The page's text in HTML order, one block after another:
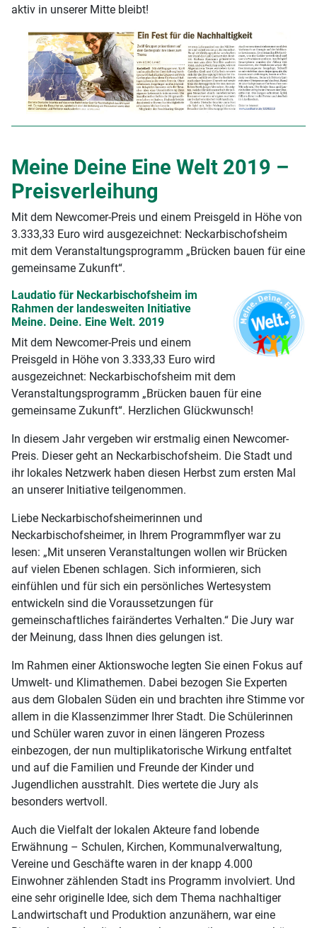
aktiv in unserer Mitte bleibt!
Meine Deine Eine Welt 2019 –
Preisverleihung
Mit dem Newcomer-Preis und einem Preisgeld in Höhe von
3.333,33 Euro wird ausgezeichnet: Neckarbischofsheim
mit dem Veranstaltungsprogramm „Brücken bauen für eine
gemeinsame Zukunft“.
Laudatio für Neckarbischofsheim im
Rahmen der landesweiten Initiative
Meine. Deine. Eine Welt. 2019
Mit dem Newcomer-Preis und einem
Preisgeld in Höhe von 3.333,33 Euro wird
ausgezeichnet: Neckarbischofsheim mit dem
Veranstaltungsprogramm „Brücken bauen für eine
gemeinsame Zukunft“. Herzlichen Glückwunsch!
In diesem Jahr vergeben wir erstmalig einen Newcomer-
Preis. Dieser geht an Neckarbischofsheim. Die Stadt und
ihr lokales Netzwerk haben diesen Herbst zum ersten Mal
an unserer Initiative teilgenommen.
Liebe Neckarbischofsheimerinnen und
Neckarbischofsheimer, in Ihrem Programmflyer war zu
lesen: „Mit unseren Veranstaltungen wollen wir Brücken
auf vielen Ebenen schlagen. Sich informieren, sich
einfühlen und für sich ein persönliches Wertesystem
entwickeln sind die Voraussetzungen für
gemeinschaftliches fairändertes Verhalten.“ Die Jury war
der Meinung, dass Ihnen dies gelungen ist.
Im Rahmen einer Aktionswoche legten Sie einen Fokus auf
Umwelt- und Klimathemen. Dabei bezogen Sie Experten
aus dem Globalen Süden ein und brachten ihre Stimme vor
allem in die Klassenzimmer Ihrer Stadt. Die Schülerinnen
und Schüler waren zuvor in einen längeren Prozess
einbezogen, der nun multiplikatorische Wirkung entfaltet
und auf die Familien und Freunde der Kinder und
Jugendlichen ausstrahlt. Dies wertete die Jury als
besonders wertvoll.
Auch die Vielfalt der lokalen Akteure fand lobende
Erwähnung – Schulen, Kirchen, Kommunalverwaltung,
Vereine und Geschäfte waren in der knapp 4.000
Einwohner zählenden Stadt ins Programm involviert. Und
eine sehr originelle Idee, sich dem Thema nachhaltiger
Landwirtschaft und Produktion anzunähern, war eine